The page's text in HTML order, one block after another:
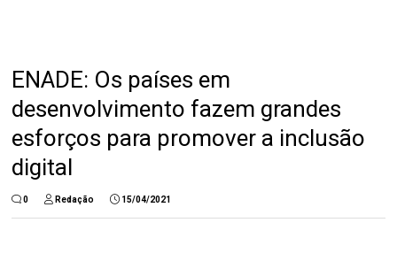
ENADE: Os países em
desenvolvimento fazem grandes
esforços para promover a inclusão
digital
0 Redação 15/04/2021